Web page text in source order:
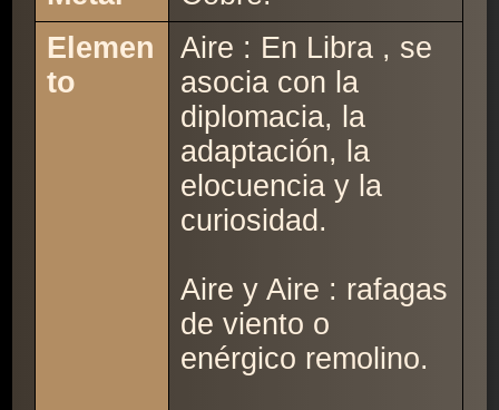
Elemen
to
Aire : En Libra , se
asocia con la
diplomacia, la
adaptación, la
elocuencia y la
curiosidad.
Aire y Aire : rafagas
de viento o
enérgico remolino.